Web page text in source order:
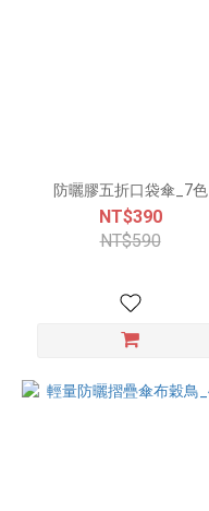
防曬膠五折口袋傘_7色
NT$390
NT$590